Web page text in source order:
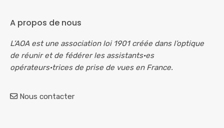
A propos de nous
L’AOA est une association loi 1901 créée dans l’optique
de réunir et de fédérer les assistants·es
opérateurs·trices de prise de vues en France.
Nous contacter